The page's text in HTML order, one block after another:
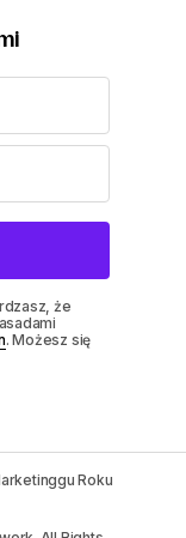
że
. Możesz się
Roku